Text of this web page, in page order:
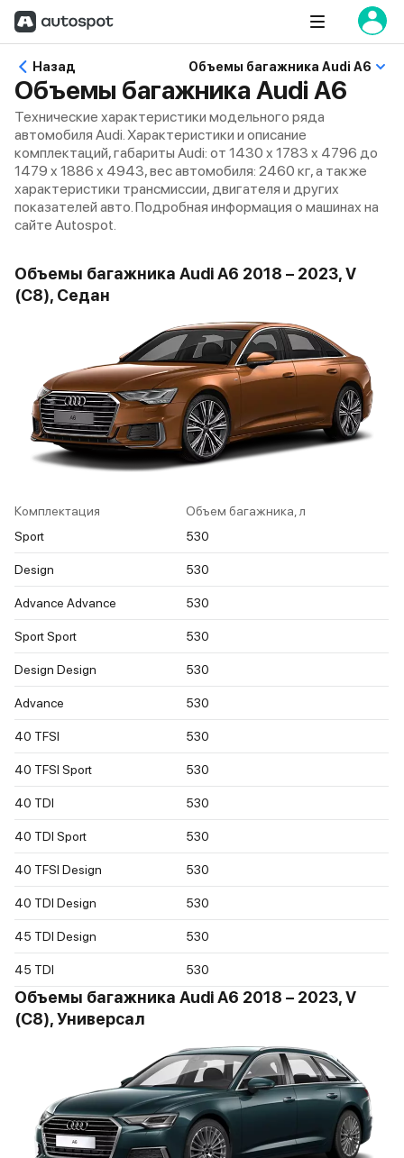
Назад Объемы багажника Audi A6
Объемы багажника Audi A6
Технические характеристики модельного ряда
автомобиля Audi. Характеристики и описание
комплектаций, габариты Audi: от 1430 x 1783 x 4796 до
1479 x 1886 x 4943, вес автомобиля: 2460 кг, а также
характеристики трансмиссии, двигателя и других
показателей авто. Подробная информация о машинах на
сайте Autospot.
Объемы багажника Audi A6 2018 – 2023, V
(C8), Седан
Комплектация
Объем багажника, л
Sport
530
Design 530
Advance Advance 530
Sport Sport 530
Design Design 530
Advance 530
40 TFSI 530
40 TFSI Sport 530
40 TDI 530
40 TDI Sport 530
40 TFSI Design 530
40 TDI Design 530
45 TDI Design 530
45 TDI 530
Объемы багажника Audi A6 2018 – 2023, V
(C8), Универсал